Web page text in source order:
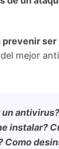
mejor
instalar?
Como